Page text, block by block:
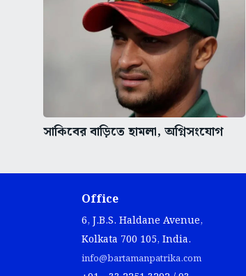
সাকিবের বাড়িতে হামলা, অগ্নিসংযোগ
Office
6, J.B.S. Haldane Avenue,
Kolkata 700 105, India.
info@bartamanpatrika.com